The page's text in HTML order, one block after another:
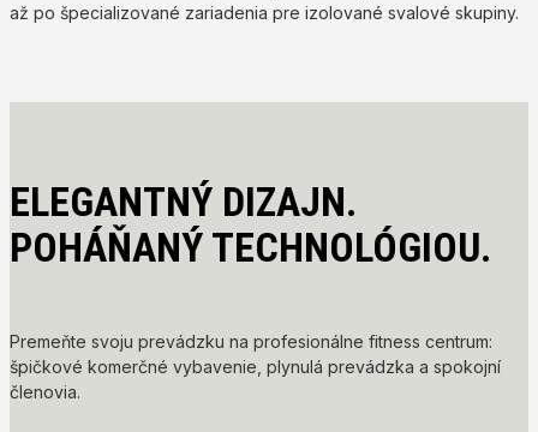
až po špecializované zariadenia pre izolované svalové skupiny.
ELEGANTNÝ DIZAJN.
POHÁŇANÝ TECHNOLÓGIOU.
Premeňte svoju prevádzku na profesionálne fitness centrum:
špičkové komerčné vybavenie, plynulá prevádzka a spokojní
členovia.